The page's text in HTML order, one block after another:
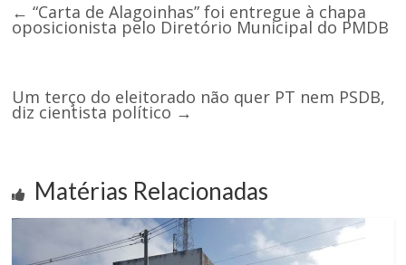
← “Carta de Alagoinhas” foi entregue à chapa
oposicionista pelo Diretório Municipal do PMDB
Um terço do eleitorado não quer PT nem PSDB,
diz cientista político →
Matérias Relacionadas